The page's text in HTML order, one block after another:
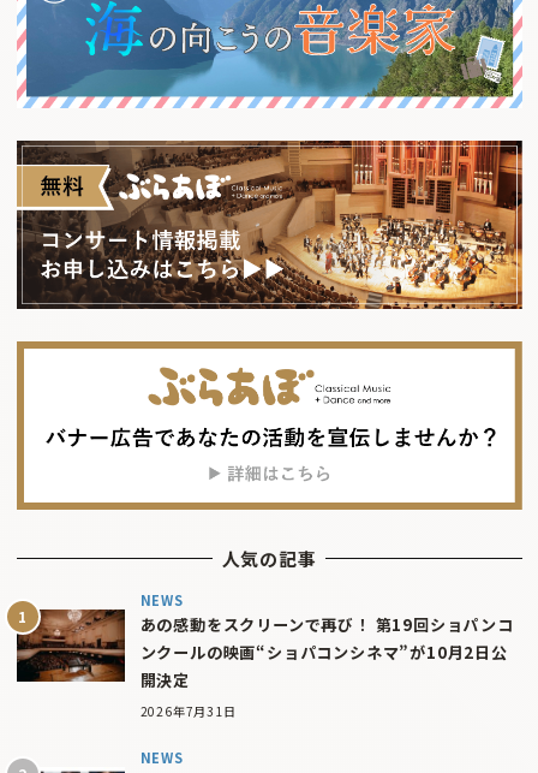
人気の記事
NEWS
あの感動をスクリーンで再び！ 第19回ショパンコ
ンクールの映画“ショパコンシネマ”が10月2日公
開決定
2026年7月31日
NEWS